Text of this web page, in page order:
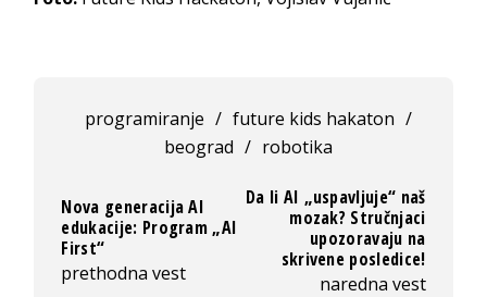
programiranje / future kids hakaton /
beograd / robotika
Nova generacija AI
edukacije: Program „AI
First“
prethodna vest
Da li AI „uspavljuje“ naš
mozak? Stručnjaci
upozoravaju na
skrivene posledice!
naredna vest